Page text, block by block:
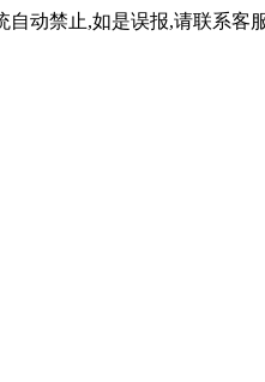
自动禁止,如是误报,请联系客